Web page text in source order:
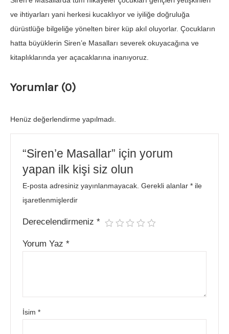
ve ihtiyarları yani herkesi kucaklıyor ve iyiliğe doğruluğa
dürüstlüğe bilgeliğe yönelten birer küp akıl oluyorlar. Çocukların
hatta büyüklerin Siren’e Masalları severek okuyacağına ve
kitaplıklarında yer açacaklarına inanıyoruz.
Yorumlar (0)
Henüz değerlendirme yapılmadı.
“Siren’e Masallar” için yorum
yapan ilk kişi siz olun
E-posta adresiniz yayınlanmayacak. Gerekli alanlar* ile
işaretlenmişlerdir
Derecelendirmeniz*
Yorum Yaz*
İsim*